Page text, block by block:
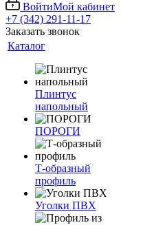
ВойтиМой кабинет
+7 (342) 291-11-17
Заказать звонок
Каталог
Плинтус
напольный
ПОРОГИ
Т-образный
профиль
Уголки ПВХ